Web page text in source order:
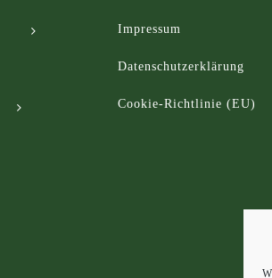
Impressum
Datenschutzerklärung
Cookie-Richtlinie (EU)